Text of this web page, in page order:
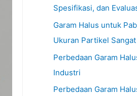
Spesifikasi, dan
Garam Halus untuk
Ukuran Partikel
Perbedaan Garam
Industri
Perbedaan Garam